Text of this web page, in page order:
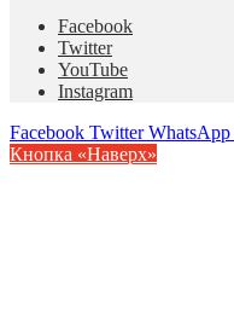
Facebook
Twitter
YouTube
Instagram
Facebook Twitter WhatsApp
Кнопка «Наверх»